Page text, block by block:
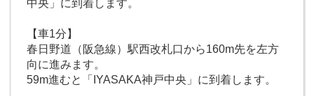
中央」に到着します。
【車1分】
春日野道（阪急線）駅西改札口から160m先を左方
向に進みます。
59m進むと「IYASAKA神戸中央」に到着します。